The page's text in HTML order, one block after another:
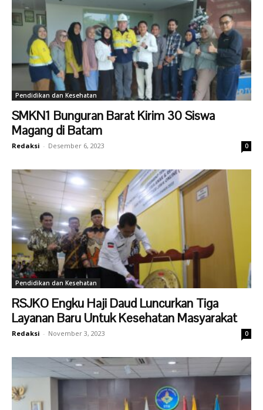
Pendidikan dan Kesehatan
SMKN1 Bunguran Barat Kirim 30 Siswa
Magang di Batam
Redaksi - Desember 6, 2023 0
Pendidikan dan Kesehatan
RSJKO Engku Haji Daud Luncurkan Tiga
Layanan Baru Untuk Kesehatan Masyarakat
Redaksi - November 3, 2023 0